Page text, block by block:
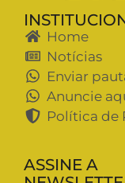
Home
Notícias
Enviar
Anuncie
Política de
ASSINE A